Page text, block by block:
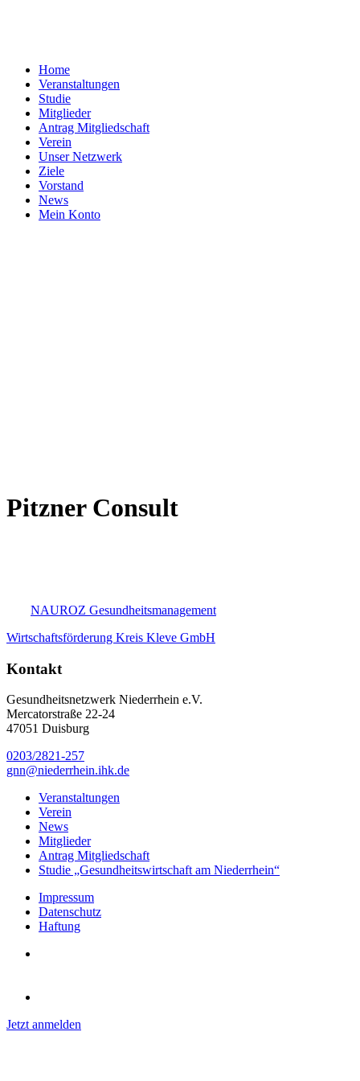
Home
Veranstaltungen
Studie
Mitglieder
Antrag Mitgliedschaft
Verein
Unser Netzwerk
Ziele
Vorstand
News
Mein Konto
Pitzner Consult
NAUROZ Gesundheitsmanagement
Wirtschaftsförderung Kreis Kleve GmbH
Kontakt
Gesundheitsnetzwerk Niederrhein e.V.
Mercatorstraße 22-24
47051 Duisburg
0203/2821-257
gnn@niederrhein.ihk.de
Veranstaltungen
Verein
News
Mitglieder
Antrag Mitgliedschaft
Studie „Gesundheitswirtschaft am Niederrhein“
Impressum
Datenschutz
Haftung
Jetzt anmelden